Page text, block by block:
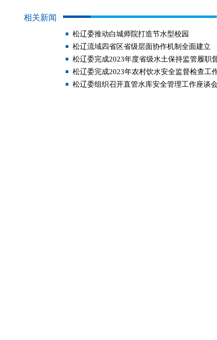
相关新闻
松辽委推动白城师院打造节水型校园
松辽流域四省区省级层面协作机制全面建立
松辽委完成2023年度省级水土保持监管履职
松辽委完成2023年农村饮水安全监督检查工
松辽委组织召开直管水库安全管理工作座谈